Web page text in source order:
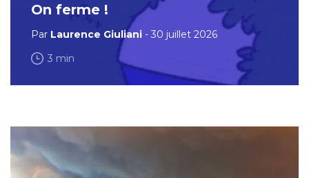
On ferme !
Par Laurence Giuliani - 30 juillet 2026
3 min